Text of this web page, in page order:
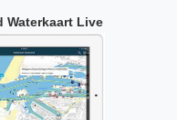
Waterkaart Live